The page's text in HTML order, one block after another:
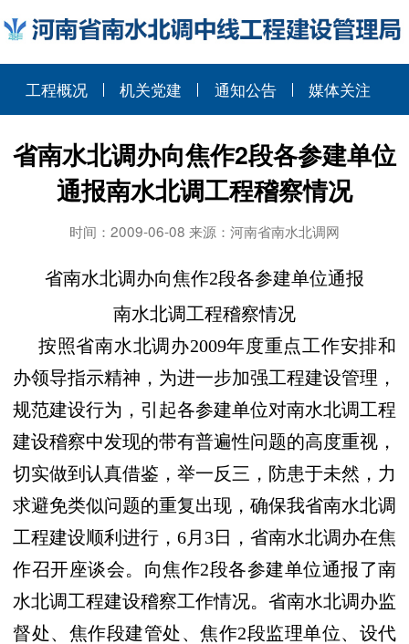
工程概况 机关党建 通知公告 媒体关注
省南水北调办向焦作2段各参建单位
通报南水北调工程稽察情况
时间：2009-06-08 来源：河南省南水北调网
省南水北调办向焦作2段各参建单位通报
南水北调工程稽察情况
按照省南水北调办2009年度重点工作安排和
办领导指示精神，为进一步加强工程建设管理，
规范建设行为， 引起各参建单位对南水北调工程
建设稽察中发现的带有普遍性问题的高度重视，
切实做到 认真借鉴，举一反三，防患于未然，力
求避免类似问题的重复出现，确保我省南水北调
工程建设顺利进行 ， 6月 3日，省南水北调办在焦
作召开座谈会。 向焦作2段各参建单位通报了南
水北调工程建设稽察工作情况。省南水北调办监
督处、焦作段建管处、焦作2段监理单位、设代